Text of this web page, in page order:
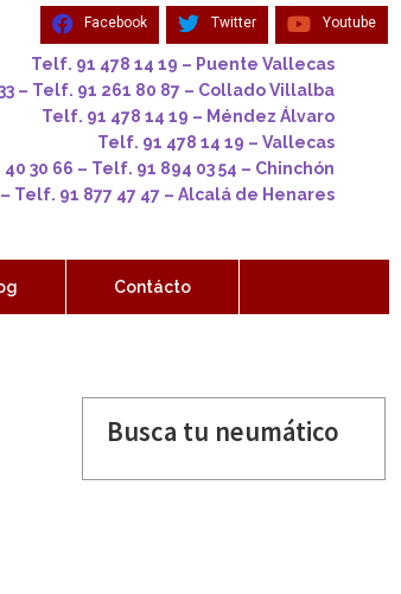
Facebook Twitter Youtube
14 19 – Puente Vallecas
– Telf. 91 261 80 87 – Collado Villalba
14 19 – Méndez Álvaro
91 478 14 19 – Vallecas
30 66 – Telf. 91 894 03 54 – Chinchón
Telf. 91 877 47 47 – Alcalá de Henares
Contácto
Busca tu neumático